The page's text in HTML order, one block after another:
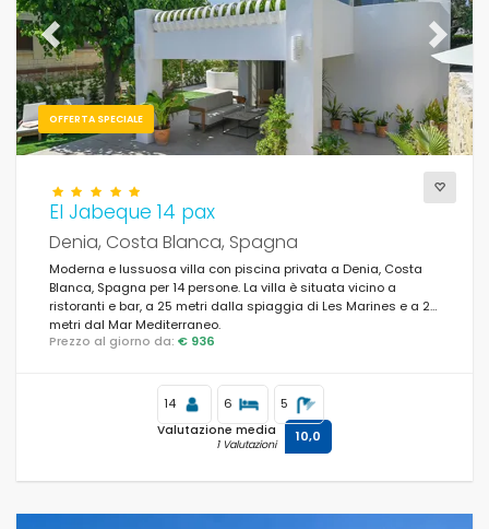
OFFERTA SPECIALE
Previous Next
El Jabeque 14 pax
Denia, Costa Blanca, Spagna
Moderna e lussuosa villa con piscina privata a Denia, Costa
Blanca, Spagna per 14 persone. La villa è situata vicino a
ristoranti e bar, a 25 metri dalla spiaggia di Les Marines e a 25
metri dal Mar Mediterraneo.
Prezzo al giorno da: € 936
14 6 5
Valutazione media
1 Valutazioni 10,0